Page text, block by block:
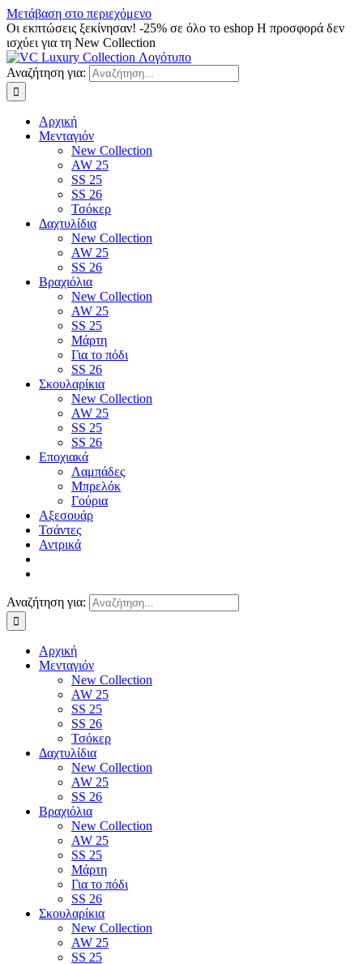
Μετάβαση στο περιεχόμενο
Οι εκπτώσεις ξεκίνησαν! -25% σε όλο το eshop Η προσφορά δεν
ισχύει για τη New Collection
Αναζήτηση για:
Αρχική
Μενταγιόν
New Collection
AW 25
SS 25
SS 26
Τσόκερ
Δαχτυλίδια
New Collection
AW 25
SS 26
Βραχιόλια
New Collection
AW 25
SS 25
Μάρτη
Για το πόδι
SS 26
Σκουλαρίκια
New Collection
AW 25
SS 25
SS 26
Εποχιακά
Λαμπάδες
Μπρελόκ
Γούρια
Αξεσουάρ
Τσάντες
Αντρικά
Αναζήτηση για:
Αρχική
Μενταγιόν
New Collection
AW 25
SS 25
SS 26
Τσόκερ
Δαχτυλίδια
New Collection
AW 25
SS 26
Βραχιόλια
New Collection
AW 25
SS 25
Μάρτη
Για το πόδι
SS 26
Σκουλαρίκια
New Collection
AW 25
SS 25